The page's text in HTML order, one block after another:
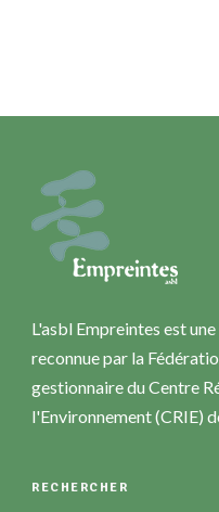
L'asbl Empreintes est
reconnue par la
gestionnaire du Centre
l'Environnement (CRIE)
RECHERCHER